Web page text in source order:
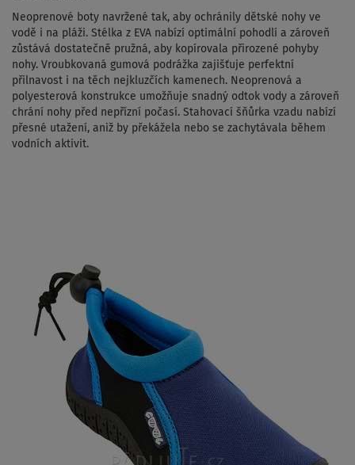
Neoprenové boty navržené tak, aby ochránily dětské nohy ve
vodě i na pláži. Stélka z EVA nabízí optimální pohodlí a zároveň
zůstává dostatečně pružná, aby kopírovala přirozené pohyby
nohy. Vroubkovaná gumová podrážka zajišťuje perfektní
přilnavost i na těch nejkluzčích kamenech. Neoprenová a
polyesterová konstrukce umožňuje snadný odtok vody a zároveň
chrání nohy před nepřízní počasí. Stahovací šňůrka vzadu nabízí
přesné utažení, aniž by překážela nebo se zachytávala během
vodních aktivit.